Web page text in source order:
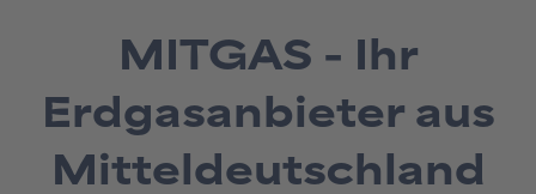
MITGAS - Ihr
Erdgasanbieter aus
Mitteldeutschland